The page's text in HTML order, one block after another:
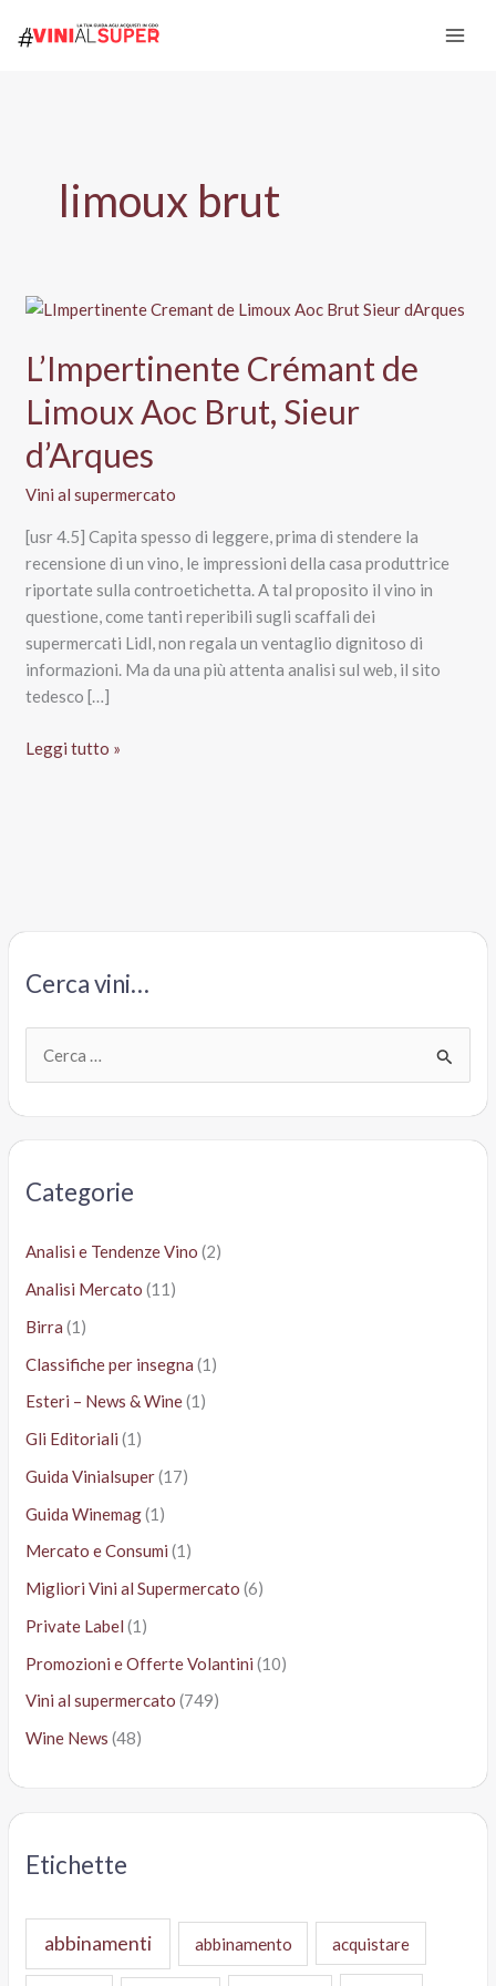
limoux brut
L’Impertinente Crémant de
Limoux Aoc Brut, Sieur
d’Arques
Vini al supermercato
[usr 4.5] Capita spesso di leggere, prima di stendere la
recensione di un vino, le impressioni della casa produttrice
riportate sulla controetichetta. A tal proposito il vino in
questione, come tanti reperibili sugli scaffali dei
supermercati Lidl, non regala un ventaglio dignitoso di
informazioni. Ma da una più attenta analisi sul web, il sito
tedesco […]
L’Impertinente
Leggi tutto »
Cerca vini…
Categorie
Analisi e Tendenze Vino (2)
Analisi Mercato (11)
Birra (1)
Classifiche per insegna (1)
Esteri – News & Wine(1)
Gli Editoriali (1)
Guida Vinialsuper(17)
Guida Winemag(1)
Mercato e Consumi (1)
Migliori Vini al Supermercato (6)
Private Label (1)
Promozioni e Offerte Volantini (10)
Vini al supermercato (749)
Wine News (48)
Etichette
abbinamenti abbinamento acquistare